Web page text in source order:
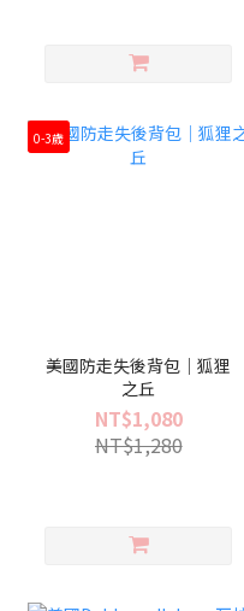
0-3歲
美國防走失後背包｜狐狸
之丘
NT$1,080
NT$1,280